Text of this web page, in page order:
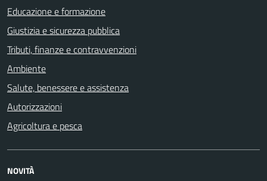
Educazione e formazione
Giustizia e sicurezza pubblica
Tributi, finanze e contravvenzioni
Ambiente
Salute, benessere e assistenza
Autorizzazioni
Agricoltura e pesca
NOVITÀ